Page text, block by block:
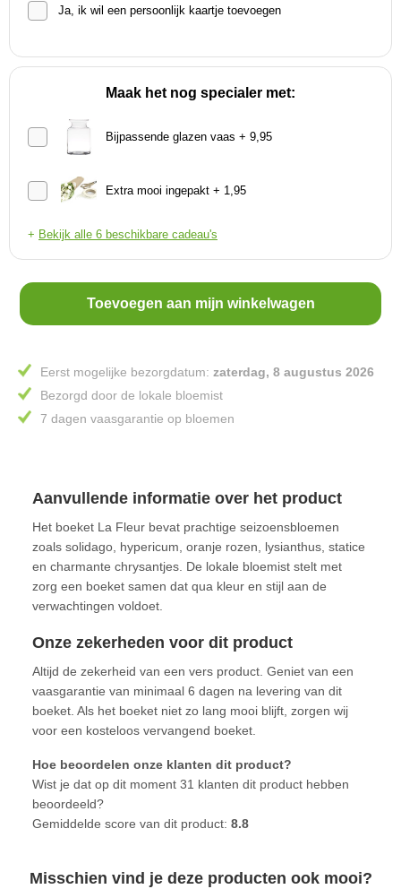
Ja, ik wil een persoonlijk kaartje toevoegen
Maak het nog specialer met:
Bijpassende glazen vaas + 9,95
Extra mooi ingepakt + 1,95
+ Bekijk alle 6 beschikbare cadeau's
Toevoegen aan mijn winkelwagen
Eerst mogelijke bezorgdatum: zaterdag, 8 augustus 2026
Bezorgd door de lokale bloemist
7 dagen vaasgarantie op bloemen
Aanvullende informatie over het product
Het boeket La Fleur bevat prachtige seizoensbloemen
zoals solidago, hypericum, oranje rozen, lysianthus, statice
en charmante chrysantjes. De lokale bloemist stelt met
zorg een boeket samen dat qua kleur en stijl aan de
verwachtingen voldoet.
Onze zekerheden voor dit product
Altijd de zekerheid van een vers product. Geniet van een
vaasgarantie van minimaal 6 dagen na levering van dit
boeket. Als het boeket niet zo lang mooi blijft, zorgen wij
voor een kosteloos vervangend boeket.
Hoe beoordelen onze klanten dit product?
Wist je dat op dit moment 31 klanten dit product hebben
beoordeeld?
Gemiddelde score van dit product:8.8
Misschien vind je deze producten ook mooi?